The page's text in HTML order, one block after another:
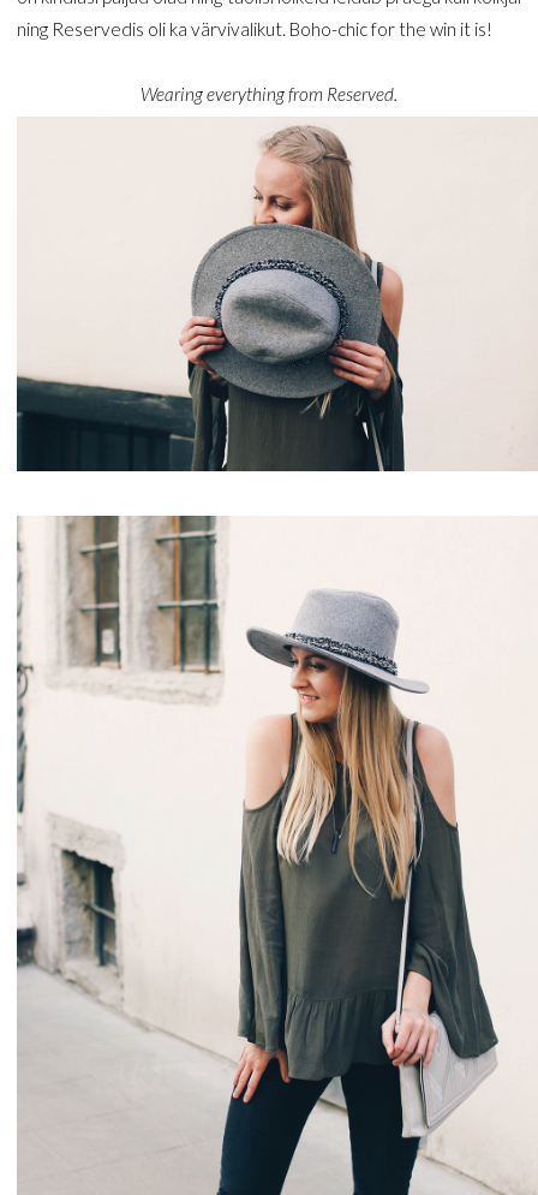
ning Reservedis oli ka värvivalikut. Boho-chic for the win it is!
Wearing everything from Reserved.